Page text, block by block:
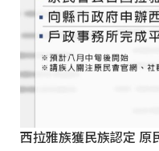
西拉雅族獲民族認定 原